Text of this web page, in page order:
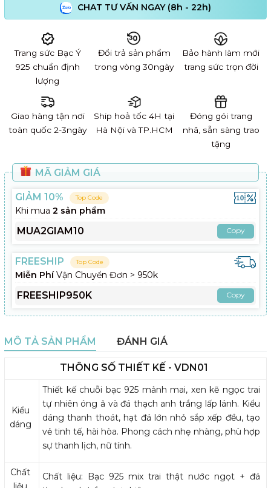
CHAT TƯ VẤN NGAY (8h - 22h)
Trang sức Bạc Ý
925 chuẩn định
lượng
Đổi trả sản phẩm
trong vòng 30ngày
Bảo hành làm mới
trang sức trọn đời
Giao hàng tận nơi
toàn quốc 2-3ngày
Ship hoả tốc 4H tại
Hà Nội và TP.HCM
Đóng gói trang
nhã, sẵn sàng trao
tặng
MÃ GIẢM GIÁ
GIẢM 10% Top Code
Khi mua 2 sản phẩm
MUA2GIAM10 Copy
FREESHIP Top Code
Miễn PhíVận Chuyển Đơn > 950k
FREESHIP950K Copy
MÔ TẢ SẢN PHẨM ĐÁNH GIÁ
THÔNG SỐ THIẾT KẾ - VDN01
Kiểu
dáng
Thiết kế chuỗi bạc 925 mảnh mai, xen kẽ ngọc trai
tự nhiên óng ả và đá thạch anh trắng lấp lánh. Kiểu
dáng thanh thoát, hạt đá lớn nhỏ sắp xếp đều, tạo
vẻ tinh tế, hài hòa. Phong cách nhẹ nhàng, phù hợp
sự thanh lịch, nữ tính.
Chất
Chất liệu: Bạc 925 mix trai thật nước ngọt + đá